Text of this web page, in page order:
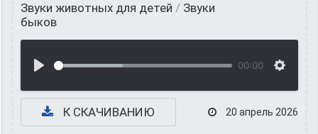
Звуки животных для детей / Звуки
быков
00:00
К СКАЧИВАНИЮ 20 апрель 2026